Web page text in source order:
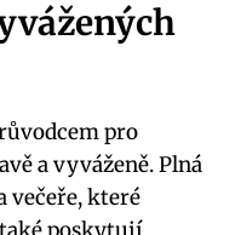
pro
a vyváženě. Plná
večeře, které